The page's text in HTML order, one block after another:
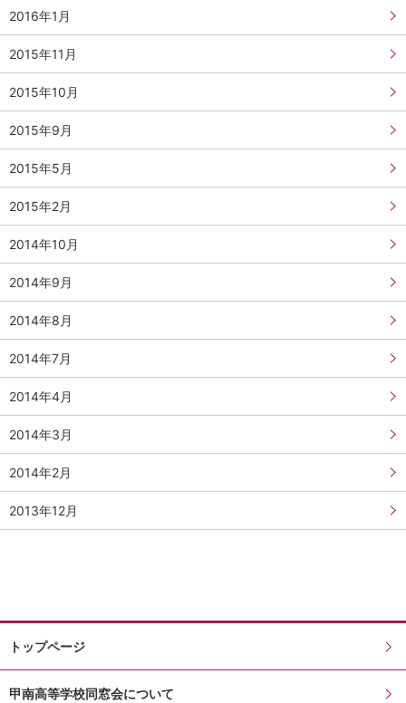
2016年1月
2015年11月
2015年10月
2015年9月
2015年5月
2015年2月
2014年10月
2014年9月
2014年8月
2014年7月
2014年4月
2014年3月
2014年2月
2013年12月
トップページ
甲南高等学校同窓会について